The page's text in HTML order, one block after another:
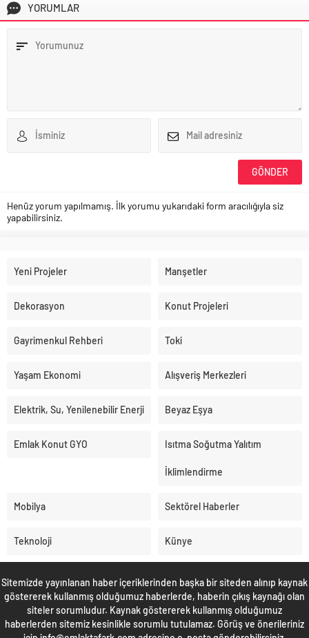
YORUMLAR
Henüz yorum yapılmamış. İlk yorumu yukarıdaki form aracılığıyla siz
yapabilirsiniz.
Yeni Projeler Manşetler
Dekorasyon Konut Projeleri
Gayrimenkul Rehberi Toki
Yaşam Ekonomi Alışveriş Merkezleri
Elektrik, Su, Yenilenebilir Enerji Beyaz Eşya
Emlak Konut GYO Isıtma Soğutma Yalıtım
İklimlendirme
Mobilya Sektörel Haberler
Teknoloji Künye
Sitemizde yayınlanan haber içeriklerinden başka bir siteden alınıp kaynak
göstererek kullanmış olduğumuz haberlerde, haberin çıkış kaynağı olan
siteler sorumludur. Kaynak göstererek kullanmış olduğumuz
haberlerden sitemiz kesinlikle sorumlu tutulamaz. Görüş ve önerileriniz